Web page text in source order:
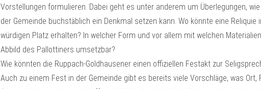
Vorstellungen formulieren. Dabei geht es unter anderem um Überlegungen,
der Gemeinde buchstäblich ein Denkmal setzen kann. Wo könnte eine Reliquie
würdigen Platz erhalten? In welcher Form und vor allem mit welchen
Abbild des Pallottiners umsetzbar?
Wie könnten die Ruppach-Goldhausener einen offiziellen Festakt zur
Auch zu einem Fest in der Gemeinde gibt es bereits viele Vorschläge, was Ort,